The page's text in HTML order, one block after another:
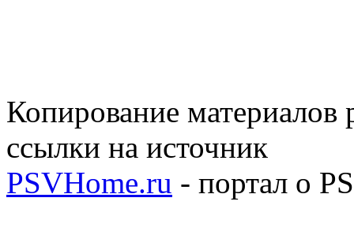
Копирование материалов
ссылки на источник
PSVHome.ru - портал о